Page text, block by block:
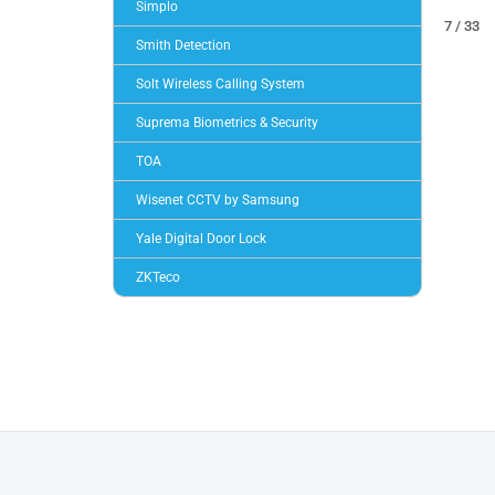
Simplo
Smith Detection
Solt Wireless Calling System
Suprema Biometrics & Security
TOA
Wisenet CCTV by Samsung
Yale Digital Door Lock
ZKTeco
7 / 33